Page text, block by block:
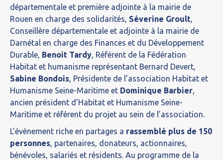
départementale et première adjointe à la mairie de
Rouen en charge des solidarités, Séverine Groult,
Conseillère départementale et adjointe à la mairie de
Darnétal en charge des Finances et du Développement
Durable, Benoit Tardy, Référent de la Fédération
Habitat et humanisme représentant Bernard Devert,
Sabine Bondois, Présidente de l’association Habitat et
Humanisme Seine-Maritime et Dominique Barbier,
ancien président d’Habitat et Humanisme Seine-
Maritime et référent du projet au sein de l’association.
L’évènement riche en partages a rassemblé plus de 150
personnes, partenaires, donateurs, actionnaires,
bénévoles, salariés et résidents. Au programme de la